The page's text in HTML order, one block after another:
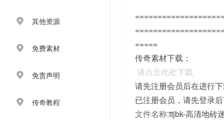
其他资源
免费素材
免责声明
传奇教程
=====
传奇素材下载：
请点击此处下载
请先注册会员后在进行
已注册会员，请先登录
文件名称:ttjbk-高清地砖